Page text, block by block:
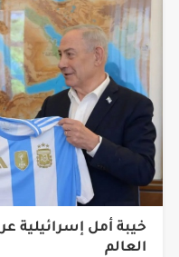
خيبة أمل إسرائيلية
العالم